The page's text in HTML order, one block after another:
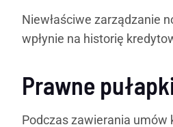
Niewłaściwe zarządzanie
wpłynie na historię
Prawne
Podczas zawierania umów